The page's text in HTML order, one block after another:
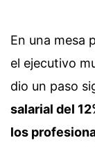
En una mesa
el ejecutivo
dio un paso
salarial del
los